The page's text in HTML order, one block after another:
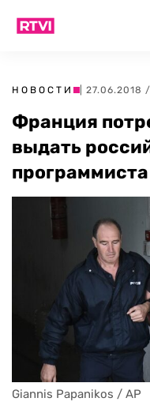
НОВОСТИ | 27.06.2018
Франция
выдать
Giannis Papanikos / AP